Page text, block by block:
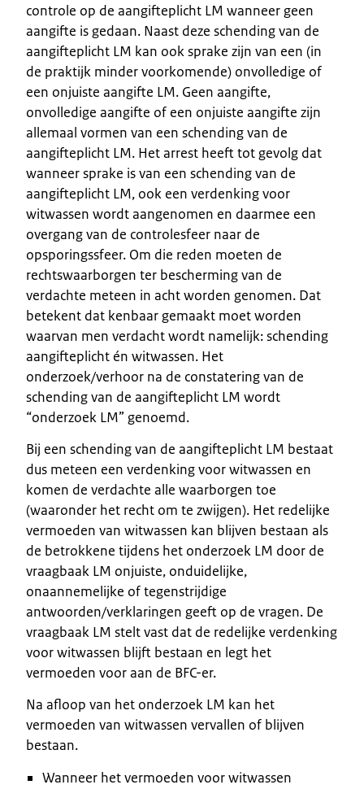
controle op de aangifteplicht LM wanneer geen
aangifte is gedaan. Naast deze schending van de
aangifteplicht LM kan ook sprake zijn van een (in
de praktijk minder voorkomende) onvolledige of
een onjuiste aangifte LM. Geen aangifte,
onvolledige aangifte of een onjuiste aangifte zijn
allemaal vormen van een schending van de
aangifteplicht LM. Het arrest heeft tot gevolg dat
wanneer sprake is van een schending van de
aangifteplicht LM, ook een verdenking voor
witwassen wordt aangenomen en daarmee een
overgang van de controlesfeer naar de
opsporingssfeer. Om die reden moeten de
rechtswaarborgen ter bescherming van de
verdachte meteen in acht worden genomen. Dat
betekent dat kenbaar gemaakt moet worden
waarvan men verdacht wordt namelijk: schending
aangifteplicht én witwassen. Het
onderzoek/verhoor na de constatering van de
schending van de aangifteplicht LM wordt
“onderzoek LM” genoemd.
Bij een schending van de aangifteplicht LM bestaat
dus meteen een verdenking voor witwassen en
komen de verdachte alle waarborgen toe
(waaronder het recht om te zwijgen). Het redelijke
vermoeden van witwassen kan blijven bestaan als
de betrokkene tijdens het onderzoek LM door de
vraagbaak LM onjuiste, onduidelijke,
onaannemelijke of tegenstrijdige
antwoorden/verklaringen geeft op de vragen. De
vraagbaak LM stelt vast dat de redelijke verdenking
voor witwassen blijft bestaan en legt het
vermoeden voor aan de BFC-er.
Na afloop van het onderzoek LM kan het
vermoeden van witwassen vervallen of blijven
bestaan.
Wanneer het vermoeden voor witwassen